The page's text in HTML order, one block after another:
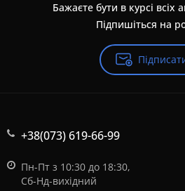
Бажаєте бути в курсі всіх
Підпишіться на
+38(073) 619-66-99
Пн-Пт з 10:30 до 18:30,
Сб-Нд-вихідний